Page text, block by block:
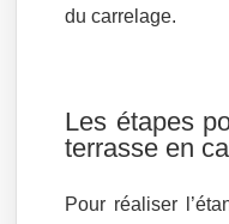
du carrelage.
Les étapes
terrasse en
Pour réaliser